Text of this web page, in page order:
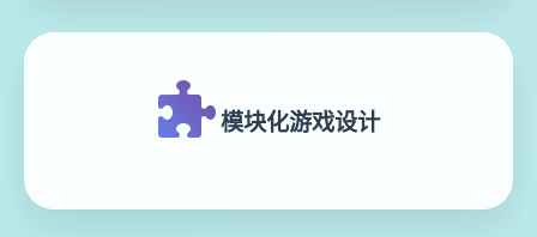
模块化游戏设计